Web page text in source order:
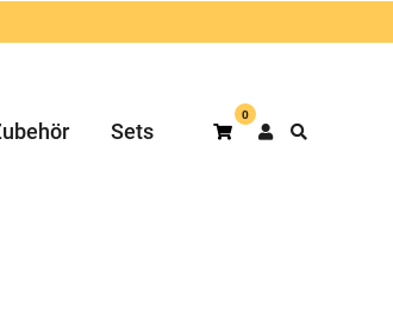
Sets Warenkorb
0